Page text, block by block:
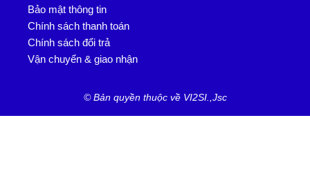
Bảo mật thông tin
Chính sách thanh toán
Chính sách đổi trả
Vận chuyển & giao nhận
© Bản quyền thuộc về VI2SI.,Jsc